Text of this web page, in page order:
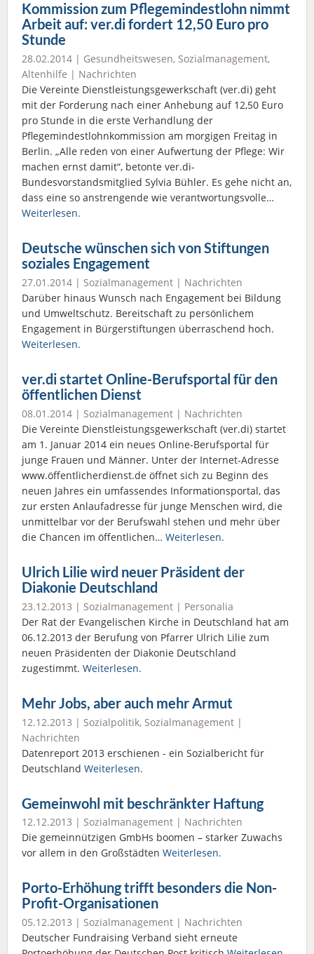
Kommission zum Pflegemindestlohn nimmt
Arbeit auf: ver.di fordert 12,50 Euro pro
Stunde
28.02.2014 | Gesundheitswesen, Sozialmanagement,
Altenhilfe | Nachrichten
Die Vereinte Dienstleistungsgewerkschaft (ver.di) geht
mit der Forderung nach einer Anhebung auf 12,50 Euro
pro Stunde in die erste Verhandlung der
Pflegemindestlohnkommission am morgigen Freitag in
Berlin. „Alle reden von einer Aufwertung der Pflege: Wir
machen ernst damit“, betonte ver.di-
Bundesvorstandsmitglied Sylvia Bühler. Es gehe nicht an,
dass eine so anstrengende wie verantwortungsvolle…
Weiterlesen.
Deutsche wünschen sich von Stiftungen
soziales Engagement
27.01.2014 | Sozialmanagement | Nachrichten
Darüber hinaus Wunsch nach Engagement bei Bildung
und Umweltschutz. Bereitschaft zu persönlichem
Engagement in Bürgerstiftungen überraschend hoch.
Weiterlesen.
ver.di startet Online-Berufsportal für den
öffentlichen Dienst
08.01.2014 | Sozialmanagement | Nachrichten
Die Vereinte Dienstleistungsgewerkschaft (ver.di) startet
am 1. Januar 2014 ein neues Online-Berufsportal für
junge Frauen und Männer. Unter der Internet-Adresse
www.öffentlicherdienst.de öffnet sich zu Beginn des
neuen Jahres ein umfassendes Informationsportal, das
zur ersten Anlaufadresse für junge Menschen wird, die
unmittelbar vor der Berufswahl stehen und mehr über
die Chancen im öffentlichen… Weiterlesen.
Ulrich Lilie wird neuer Präsident der
Diakonie Deutschland
23.12.2013 | Sozialmanagement | Personalia
Der Rat der Evangelischen Kirche in Deutschland hat am
06.12.2013 der Berufung von Pfarrer Ulrich Lilie zum
neuen Präsidenten der Diakonie Deutschland
zugestimmt. Weiterlesen.
Mehr Jobs, aber auch mehr Armut
12.12.2013 | Sozialpolitik, Sozialmanagement |
Nachrichten
Datenreport 2013 erschienen - ein Sozialbericht für
Deutschland Weiterlesen.
Gemeinwohl mit beschränkter Haftung
12.12.2013 | Sozialmanagement | Nachrichten
Die gemeinnützigen GmbHs boomen – starker Zuwachs
vor allem in den Großstädten Weiterlesen.
Porto-Erhöhung trifft besonders die Non-
Profit-Organisationen
05.12.2013 | Sozialmanagement | Nachrichten
Deutscher Fundraising Verband sieht erneute